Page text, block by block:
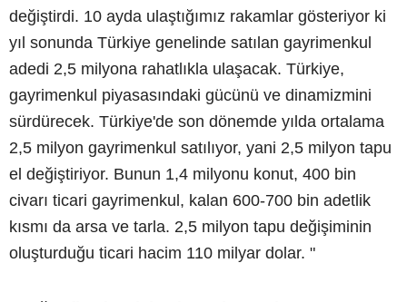
değiştirdi. 10 ayda ulaştığımız rakamlar gösteriyor ki
yıl sonunda Türkiye genelinde satılan gayrimenkul
adedi 2,5 milyona rahatlıkla ulaşacak. Türkiye,
gayrimenkul piyasasındaki gücünü ve dinamizmini
sürdürecek. Türkiye'de son dönemde yılda ortalama
2,5 milyon gayrimenkul satılıyor, yani 2,5 milyon tapu
el değiştiriyor. Bunun 1,4 milyonu konut, 400 bin
civarı ticari gayrimenkul, kalan 600-700 bin adetlik
kısmı da arsa ve tarla. 2,5 milyon tapu değişiminin
oluşturduğu ticari hacim 110 milyar dolar. "